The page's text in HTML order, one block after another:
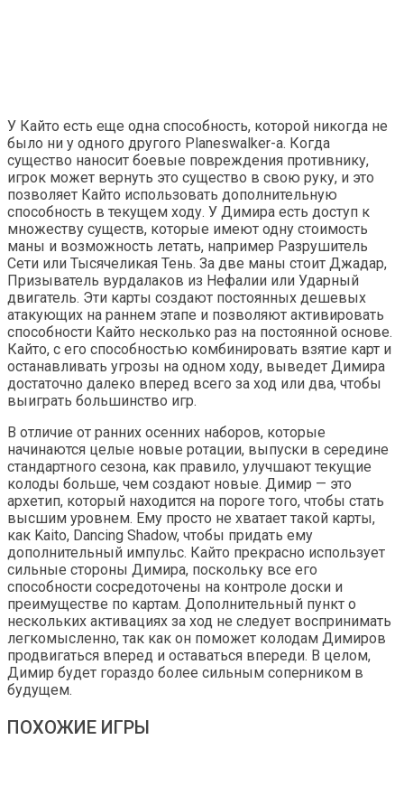
У Кайто есть еще одна способность, которой никогда не
было ни у одного другого Planeswalker-а. Когда
существо наносит боевые повреждения противнику,
игрок может вернуть это существо в свою руку, и это
позволяет Кайто использовать дополнительную
способность в текущем ходу. У Димира есть доступ к
множеству существ, которые имеют одну стоимость
маны и возможность летать, например Разрушитель
Сети или Тысячеликая Тень. За две маны стоит Джадар,
Призыватель вурдалаков из Нефалии или Ударный
двигатель. Эти карты создают постоянных дешевых
атакующих на раннем этапе и позволяют активировать
способности Кайто несколько раз на постоянной основе.
Кайто, с его способностью комбинировать взятие карт и
останавливать угрозы на одном ходу, выведет Димира
достаточно далеко вперед всего за ход или два, чтобы
выиграть большинство игр.
В отличие от ранних осенних наборов, которые
начинаются целые новые ротации, выпуски в середине
стандартного сезона, как правило, улучшают текущие
колоды больше, чем создают новые. Димир — это
архетип, который находится на пороге того, чтобы стать
высшим уровнем. Ему просто не хватает такой карты,
как Kaito, Dancing Shadow, чтобы придать ему
дополнительный импульс. Кайто прекрасно использует
сильные стороны Димира, поскольку все его
способности сосредоточены на контроле доски и
преимуществе по картам. Дополнительный пункт о
нескольких активациях за ход не следует воспринимать
легкомысленно, так как он поможет колодам Димиров
продвигаться вперед и оставаться впереди. В целом,
Димир будет гораздо более сильным соперником в
будущем.
ПОХОЖИЕ ИГРЫ